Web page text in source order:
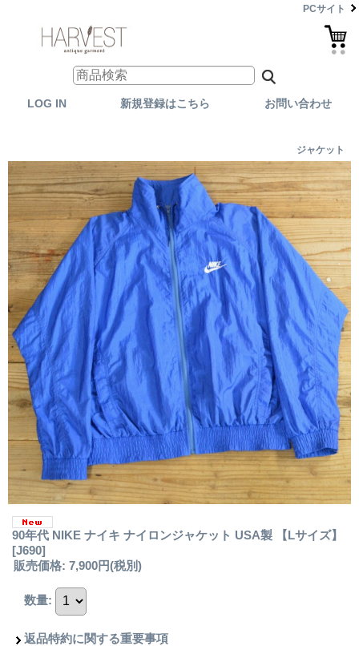
PCサイト
LOG IN 新規登録はこちら お問い合わせ
ジャケット
90年代 NIKE ナイキ ナイロンジャケット USA製 【Lサイズ】
[J690]
販売価格: 7,900円(税別)
数量:
返品特約に関する重要事項